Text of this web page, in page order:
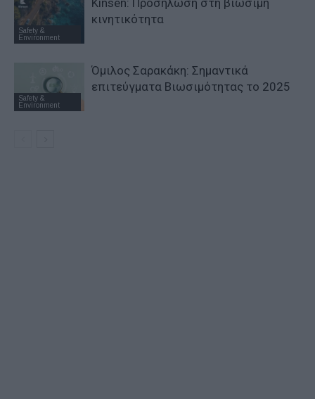
Safety &
Environment
Kinsen: Προσήλωση στη βιώσιμη
κινητικότητα
Safety &
Environment
Όμιλος Σαρακάκη: Σημαντικά
επιτεύγματα Βιωσιμότητας το 2025